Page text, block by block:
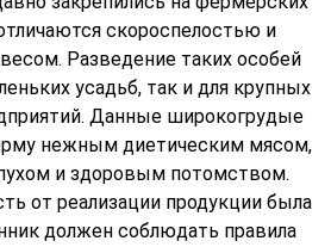
скороспелостью и
Разведение таких особей
усадьб, так и для крупных
Данные широкогрудые
нежным диетическим мясом,
и здоровым потомством.
от реализации продукции была
должен соблюдать правила